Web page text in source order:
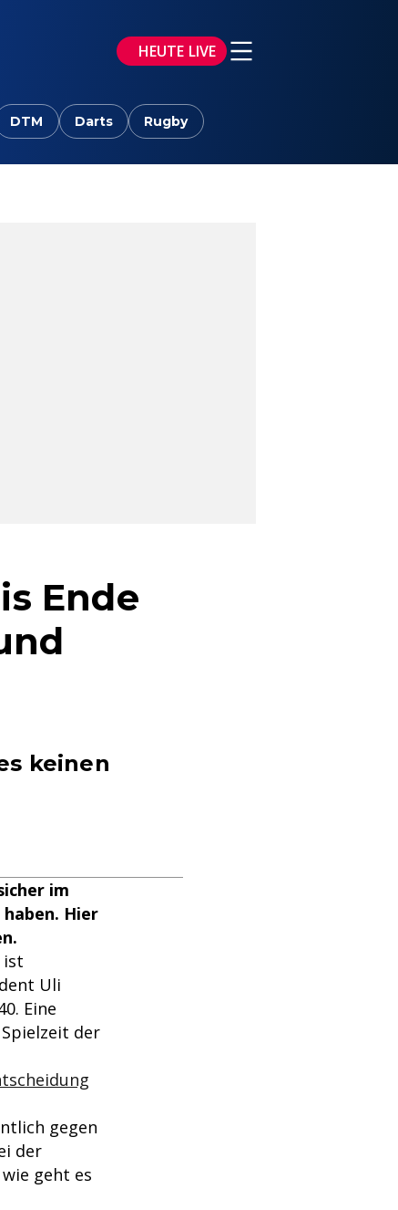
HEUTE LIVE
DTM Darts Rugby
Ende
keinen
im
Hier
ist
Uli
Eine
der
gegen
der
geht es